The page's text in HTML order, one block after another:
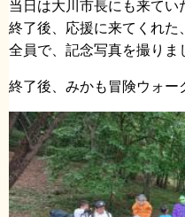
当日は大川市長にも来て
終了後、応援に来てくれ
全員で、記念写真を撮りま
終了後、みかも冒険ウォー